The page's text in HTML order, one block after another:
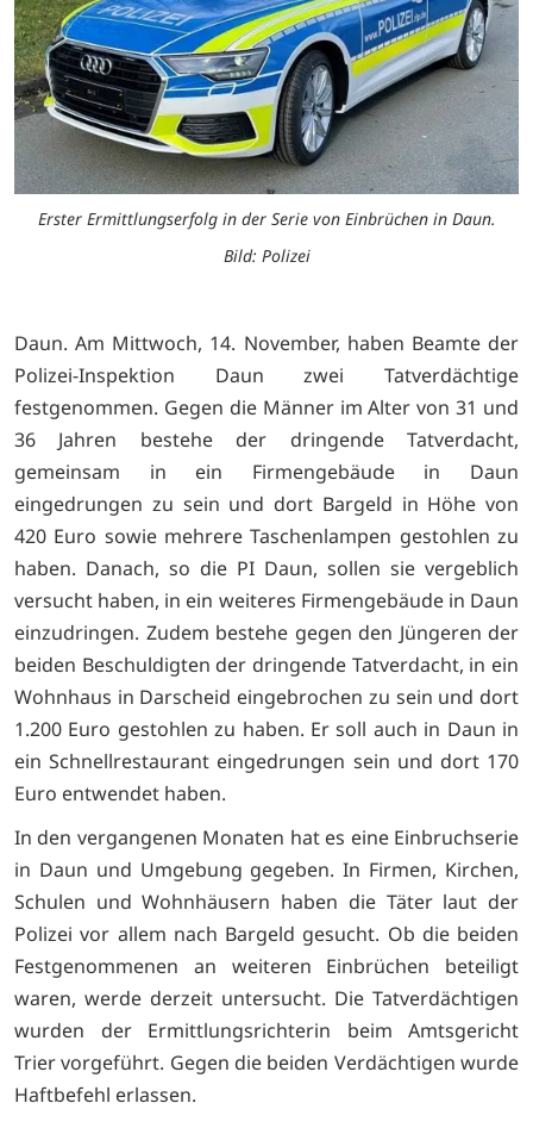
Erster Ermittlungserfolg in der Serie von Einbrüchen in Daun.
Bild: Polizei
Daun. Am Mittwoch, 14. November, haben Beamte der
Polizei-Inspektion Daun zwei Tatverdächtige
festgenommen. Gegen die Männer im Alter von 31 und
36 Jahren bestehe der dringende Tatverdacht,
gemeinsam in ein Firmengebäude in Daun
eingedrungen zu sein und dort Bargeld in Höhe von
420 Euro sowie mehrere Taschenlampen gestohlen zu
haben. Danach, so die PI Daun, sollen sie vergeblich
versucht haben, in ein weiteres Firmengebäude in Daun
einzudringen. Zudem bestehe gegen den Jüngeren der
beiden Beschuldigten der dringende Tatverdacht, in ein
Wohnhaus in Darscheid eingebrochen zu sein und dort
1.200 Euro gestohlen zu haben. Er soll auch in Daun in
ein Schnellrestaurant eingedrungen sein und dort 170
Euro entwendet haben.
In den vergangenen Monaten hat es eine Einbruchserie
in Daun und Umgebung gegeben. In Firmen, Kirchen,
Schulen und Wohnhäusern haben die Täter laut der
Polizei vor allem nach Bargeld gesucht. Ob die beiden
Festgenommenen an weiteren Einbrüchen beteiligt
waren, werde derzeit untersucht. Die Tatverdächtigen
wurden der Ermittlungsrichterin beim Amtsgericht
Trier vorgeführt. Gegen die beiden Verdächtigen wurde
Haftbefehl erlassen.